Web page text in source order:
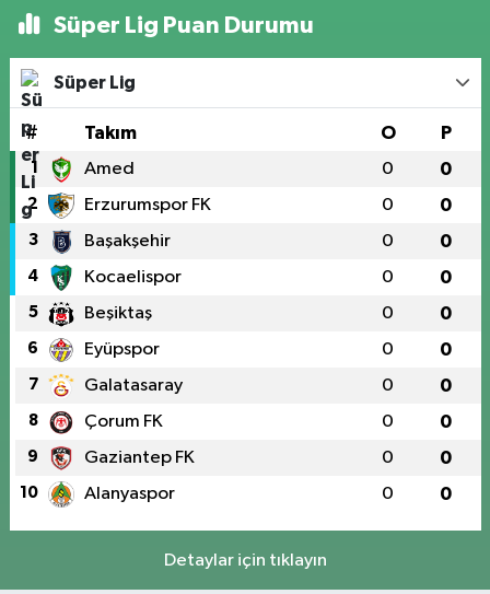
Süper Lig Puan Durumu
Süper Lig
# Takım O P
1 Amed 0 0
2 Erzurumspor FK 0 0
3 Başakşehir 0 0
4 Kocaelispor 0 0
5 Beşiktaş 0 0
6 Eyüpspor 0 0
7 Galatasaray 0 0
8 Çorum FK 0 0
9 Gaziantep FK 0 0
10 Alanyaspor 0 0
Detaylar için tıklayın